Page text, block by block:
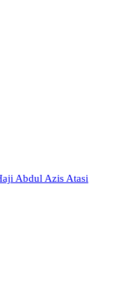
Abdul Azis Atasi